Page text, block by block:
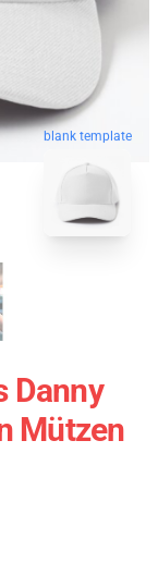
blank template
Danny
Mützen